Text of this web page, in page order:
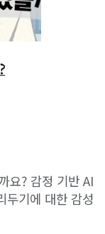
요? 감정 기반 AI
두기에 대한 감성